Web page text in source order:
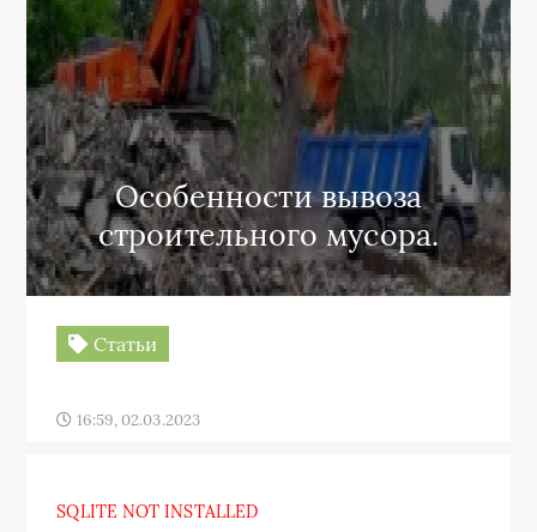
Особенности вывоза
строительного мусора.
Статьи
16:59, 02.03.2023
SQLITE NOT INSTALLED